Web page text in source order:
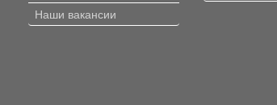
Наши вакансии